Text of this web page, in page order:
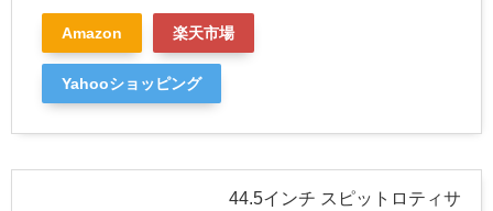
Amazon 楽天市場
Yahooショッピング
44.5インチ スピットロティサ